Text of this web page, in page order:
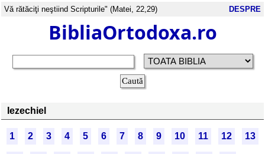
Vă rătăciţi neştiind Scripturile" (Matei, 22,29) DESPRE
BibliaOrtodoxa.ro
Iezechiel
1 2 3 4 5 6 7 8 9 10 11 12 13